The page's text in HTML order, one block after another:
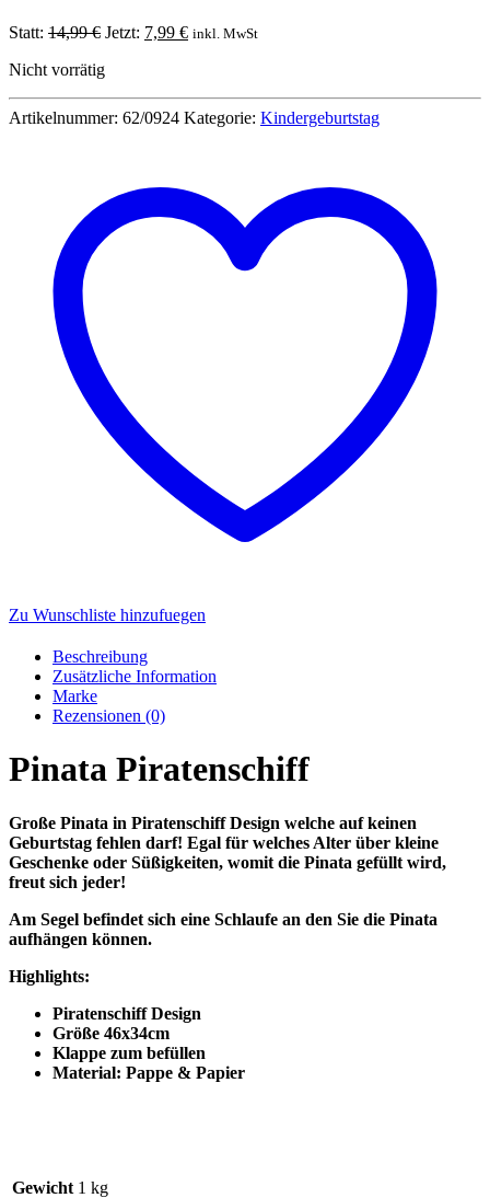
Statt: 14,99€ Ursprünglicher
war:
Jetzt: 7,99 €Aktueller
inkl. MwSt
Nicht vorrätig
Artikelnummer: 62/0924 Kategorie: Kindergeburtstag
Zu Wunschliste hinzufuegen
Beschreibung
Zusätzliche Information
Marke
Rezensionen (0)
Pinata Piratenschiff
Große Pinata in Piratenschiff Design welche auf keinen
Geburtstag fehlen darf! Egal für welches Alter über kleine
Geschenke oder Süßigkeiten, womit die Pinata gefüllt wird,
freut sich jeder!
Am Segel befindet sich eine Schlaufe an den Sie die Pinata
aufhängen können.
Highlights:
Piratenschiff Design
Größe 46x34cm
Klappe zum befüllen
Material: Pappe & Papier
Gewicht 1 kg